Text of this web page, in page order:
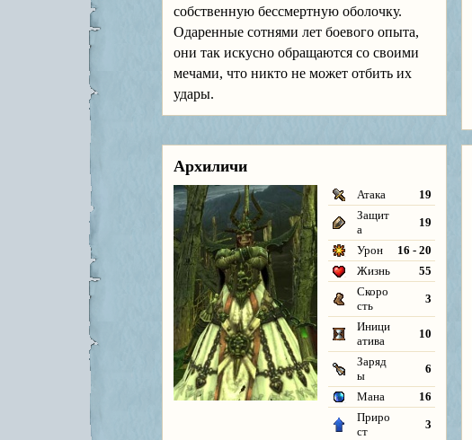
собственную бессмертную оболочку.
Одаренные сотнями лет боевого опыта,
они так искусно обращаются со своими
мечами, что никто не может отбить их
удары.
Архиличи
Атака
19
Защит
а
19
Урон
16 - 20
Жизнь
55
Скоро
сть
3
Иници
атива
10
Заряд
ы
6
Мана
16
Приро
ст
3